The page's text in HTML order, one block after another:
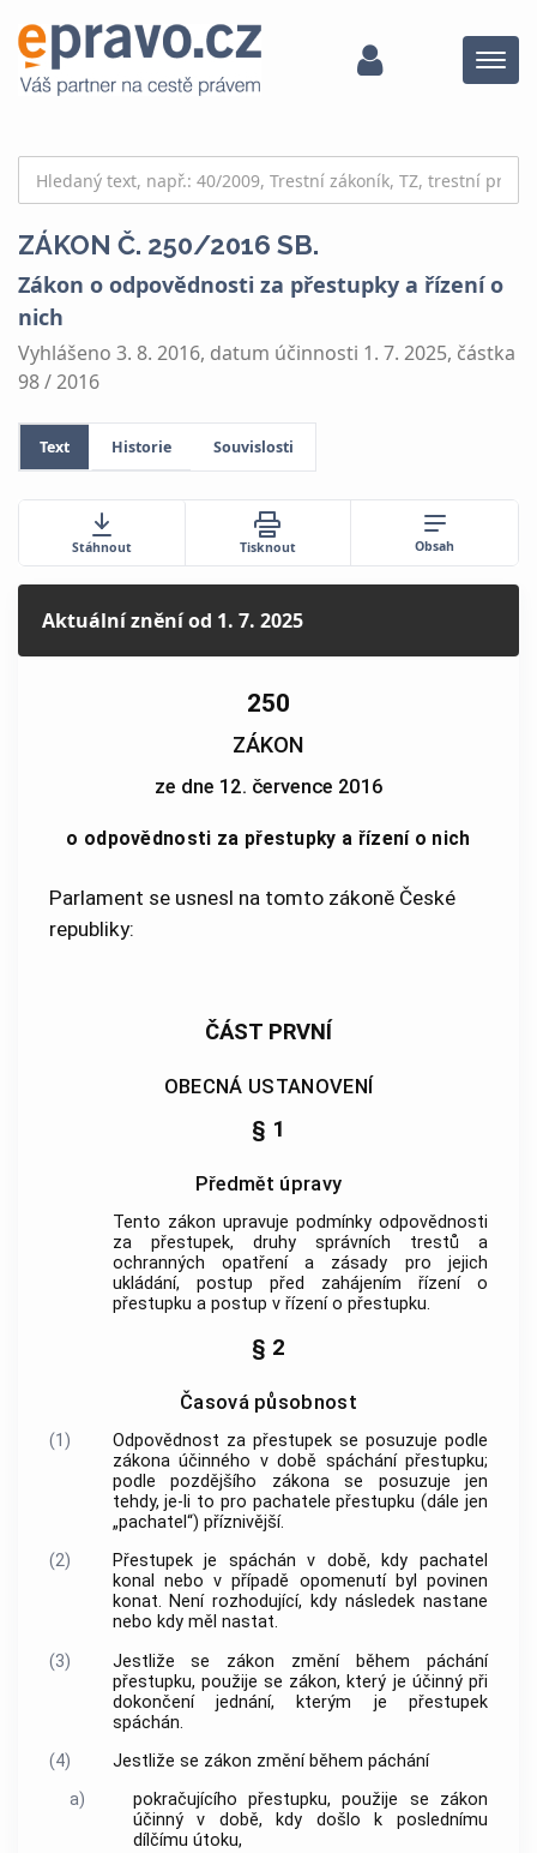
Menu
ZÁKON Č. 250/2016 SB.
Zákon o odpovědnosti za přestupky a řízení o
nich
Vyhlášeno 3. 8. 2016, datum účinnosti 1. 7. 2025, částka
98 / 2016
Text Historie Souvislosti
Stáhnout Tisknout Obsah
Aktuální zněníod 1. 7. 2025
250
ZÁKON
ze dne 12. července 2016
o odpovědnosti za přestupky a řízení o nich
Parlament se usnesl na tomto zákoně České
republiky:
ČÁST PRVNÍ
OBECNÁ USTANOVENÍ
§ 1
Předmět úpravy
Tento zákon upravuje podmínky odpovědnosti
za přestupek, druhy správních trestů a
ochranných opatření a zásady pro jejich
ukládání, postup před zahájením řízení o
přestupku a postup v řízení o přestupku.
§ 2
Časová působnost
(1)
Odpovědnost za přestupek se posuzuje podle
zákona účinného v době spáchání přestupku;
podle pozdějšího zákona se posuzuje jen
tehdy, je-li to pro pachatele přestupku (dále jen
„pachatel“) příznivější.
(2)
Přestupek je spáchán v době, kdy pachatel
konal nebo v případě opomenutí byl povinen
konat. Není rozhodující, kdy následek nastane
nebo kdy měl nastat.
(3)
Jestliže se zákon změní během páchání
přestupku, použije se zákon, který je účinný při
dokončení jednání, kterým je přestupek
spáchán.
(4)
Jestliže se zákon změní během páchání
a)
pokračujícího přestupku, použije se zákon
účinný v době, kdy došlo k poslednímu
dílčímu útoku,